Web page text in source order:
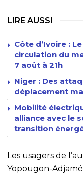
LIRE AUSSI
Côte d’Ivoire :
circulation du
7 août à 21h
Niger : Des
déplacement
Mobilité
alliance avec le
transition
Les usagers de
Yopougon-